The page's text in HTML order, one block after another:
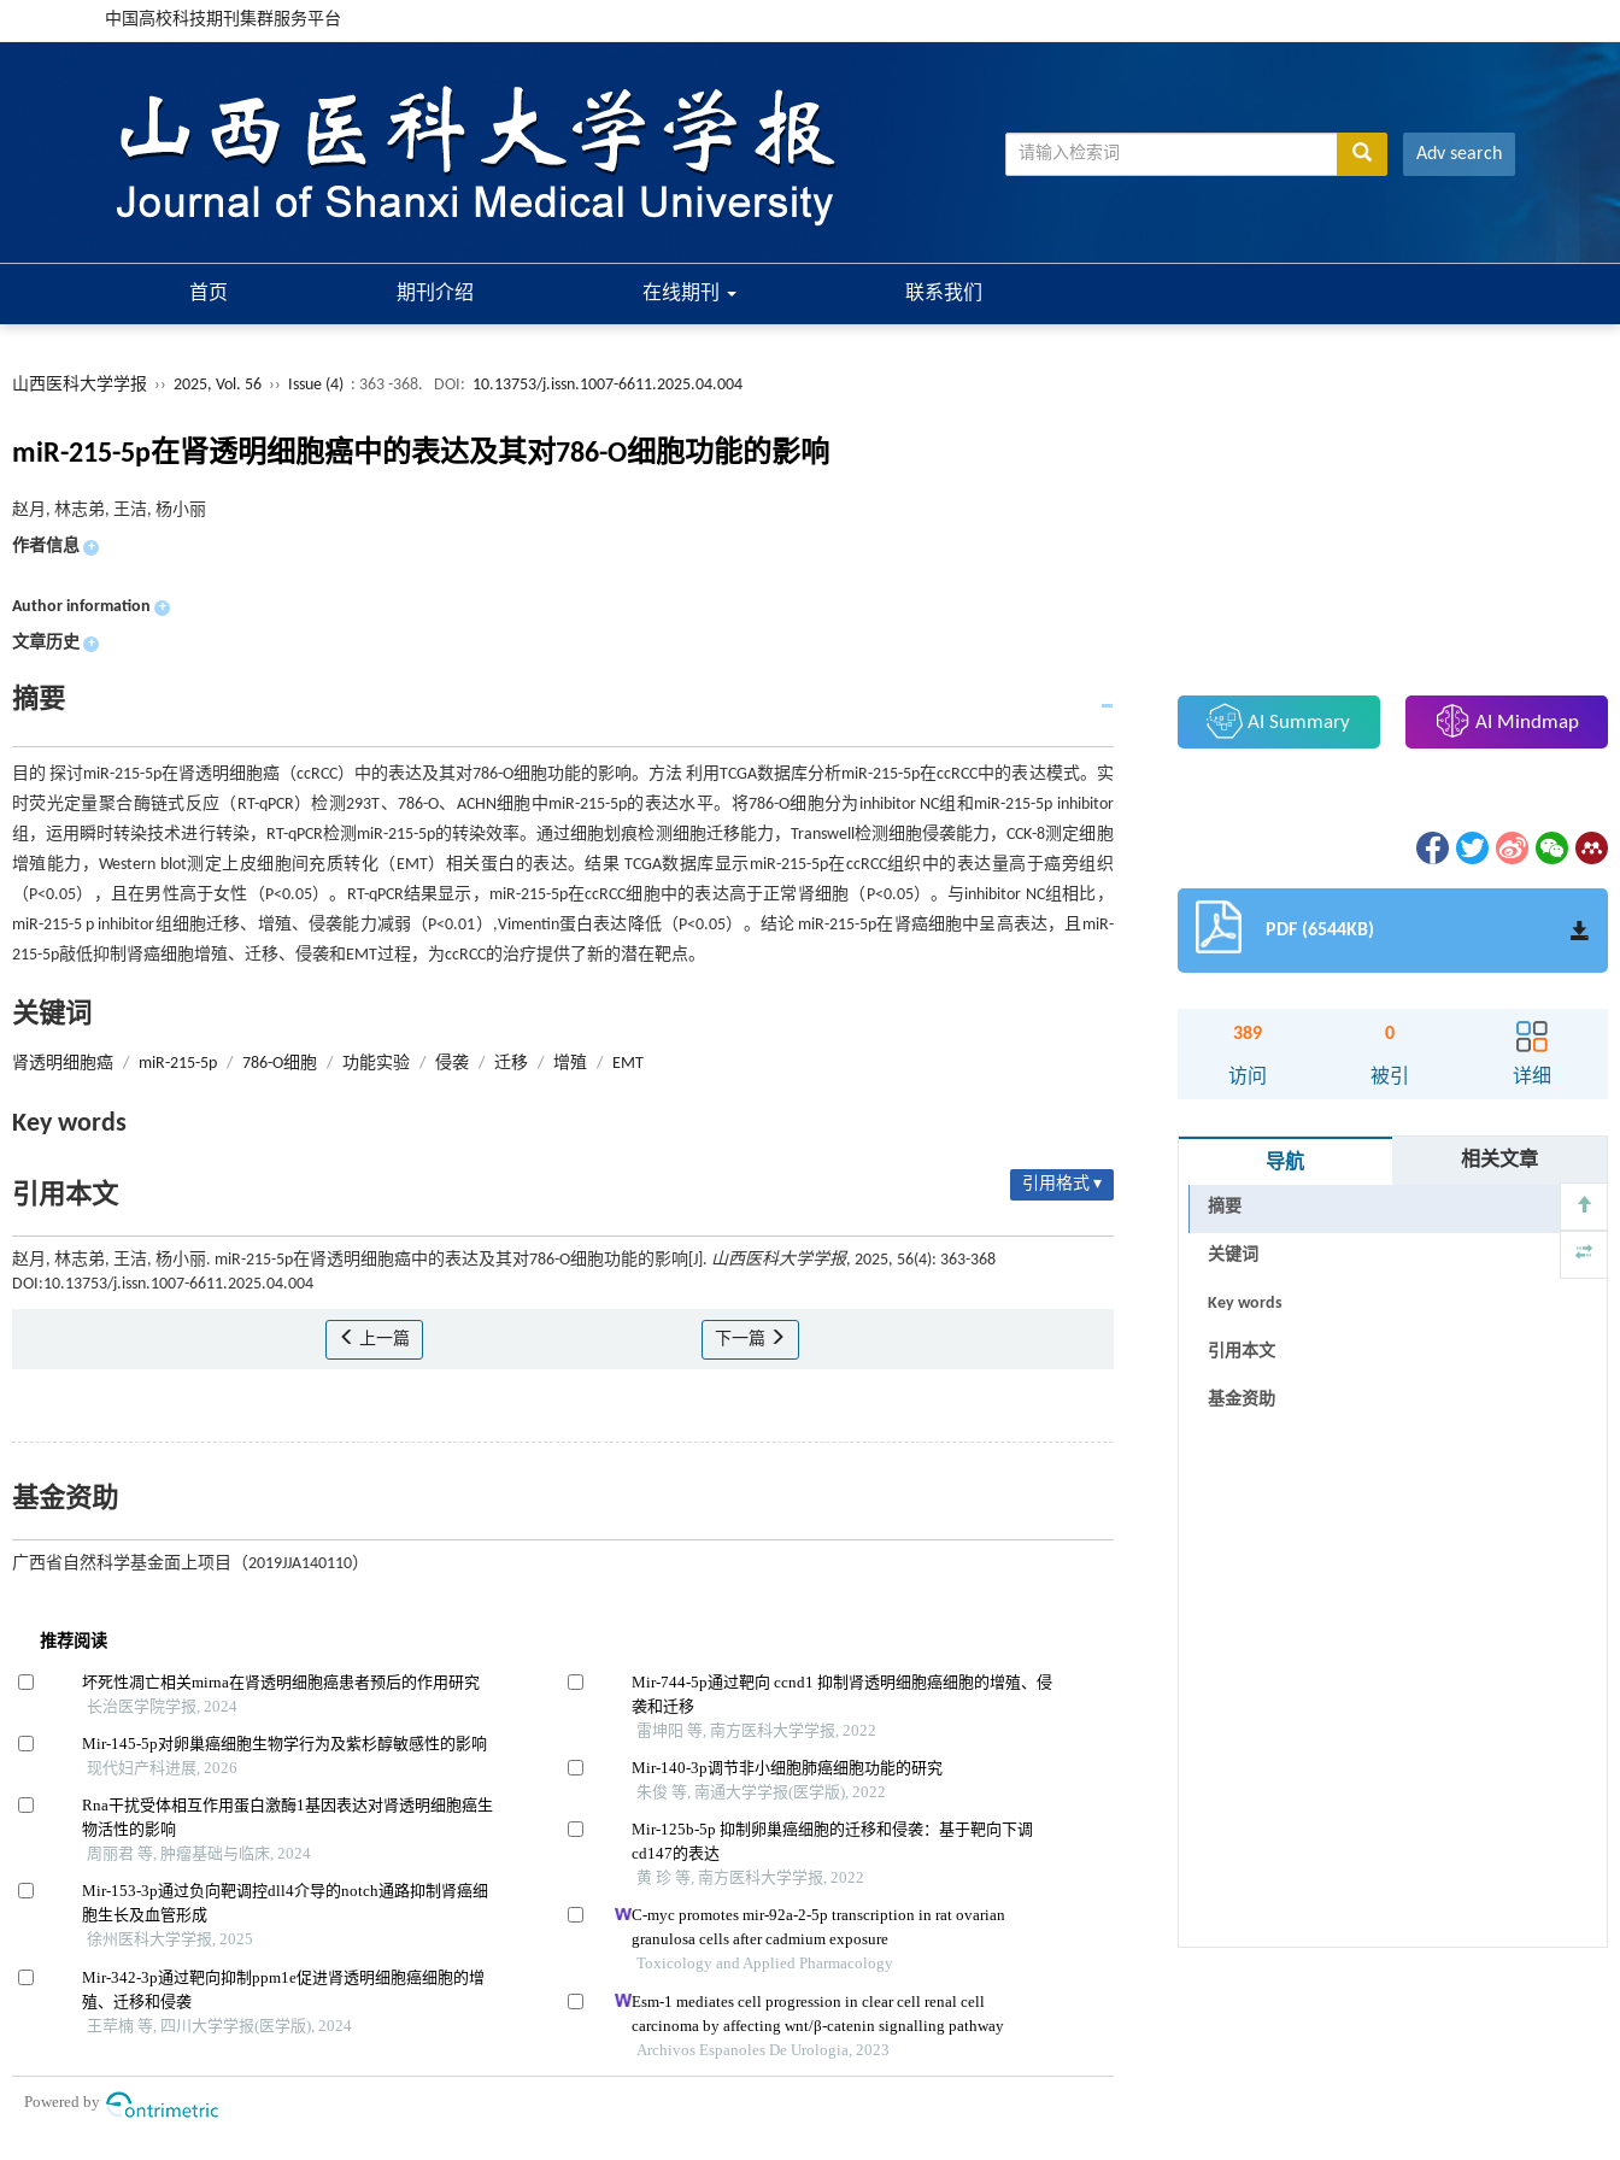
中国高校科技期刊集群服务平台
Adv search
首页 期刊介绍 在线期刊 联系我们
山西医科大学学报 ›› 2025, Vol. 56 ›› Issue (4) : 363 -368. DOI: 10.13753/j.issn.1007-6611.2025.04.004
miR-215-5p在肾透明细胞癌中的表达及其对786-O细胞功能的影响
赵月, 林志弟, 王洁, 杨小丽
作者信息 +
Author information +
文章历史 +
摘要
目的 探讨miR-215-5p在肾透明细胞癌（ccRCC）中的表达及其对786-O细胞功能的影响。方法 利用TCGA数据库分析miR-215-5p在ccRCC中的表达模式。实
时荧光定量聚合酶链式反应（RT-qPCR）检测293T、786-O、ACHN细胞中miR-215-5p的表达水平。将786-O细胞分为inhibitor NC组和miR-215-5p inhibitor
组，运用瞬时转染技术进行转染，RT-qPCR检测miR-215-5p的转染效率。通过细胞划痕检测细胞迁移能力，Transwell检测细胞侵袭能力，CCK-8测定细胞
增殖能力，Western blot测定上皮细胞间充质转化（EMT）相关蛋白的表达。结果 TCGA数据库显示miR-215-5p在ccRCC组织中的表达量高于癌旁组织
（P<0.05），且在男性高于女性（P<0.05）。RT-qPCR结果显示，miR-215-5p在ccRCC细胞中的表达高于正常肾细胞（P<0.05）。与inhibitor NC组相比，
miR-215-5 p inhibitor组细胞迁移、增殖、侵袭能力减弱（P<0.01）,Vimentin蛋白表达降低（P<0.05）。结论 miR-215-5p在肾癌细胞中呈高表达，且miR-
215-5p敲低抑制肾癌细胞增殖、迁移、侵袭和EMT过程，为ccRCC的治疗提供了新的潜在靶点。
关键词
肾透明细胞癌 / miR-215-5p / 786-O细胞 / 功能实验 / 侵袭 / 迁移 / 增殖 / EMT
Key words
引用本文 引用格式 ▾
赵月, 林志弟, 王洁, 杨小丽. miR-215-5p在肾透明细胞癌中的表达及其对786-O细胞功能的影响[J]. 山西医科大学学报, 2025, 56(4): 363-368
DOI:10.13753/j.issn.1007-6611.2025.04.004
上一篇 下一篇
基金资助
广西省自然科学基金面上项目（2019JJA140110）
AI Summary AI Mindmap
PDF (6544KB)
389
访问
0
被引 详细
导航 相关文章
摘要
关键词
Key words
引用本文
基金资助